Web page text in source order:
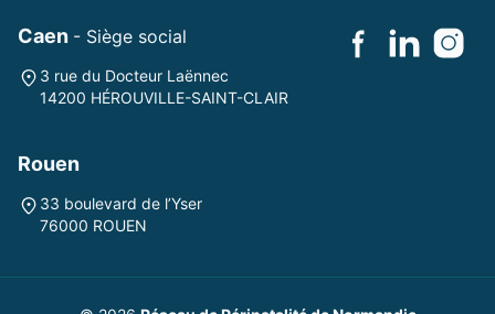
Caen - Siège social
3 rue du Docteur Laënnec
14200 HÉROUVILLE-SAINT-CLAIR
Rouen
33 boulevard de l’Yser
76000 ROUEN